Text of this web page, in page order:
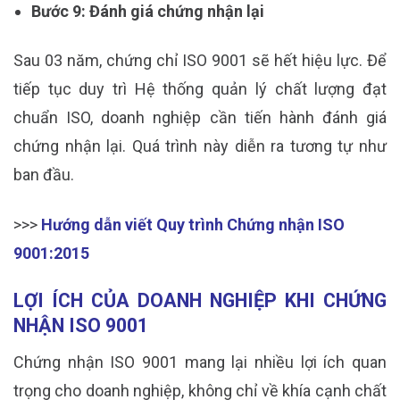
Bước 9: Đánh giá chứng nhận lại
Sau 03 năm, chứng chỉ ISO 9001 sẽ hết hiệu lực. Để
tiếp tục duy trì Hệ thống quản lý chất lượng đạt
chuẩn ISO, doanh nghiệp cần tiến hành đánh giá
chứng nhận lại. Quá trình này diễn ra tương tự như
ban đầu.
>>> Hướng dẫn viết Quy trình Chứng nhận ISO
9001:2015
LỢI ÍCH CỦA DOANH NGHIỆP KHI CHỨNG
NHẬN ISO 9001
Chứng nhận ISO 9001 mang lại nhiều lợi ích quan
trọng cho doanh nghiệp, không chỉ về khía cạnh chất